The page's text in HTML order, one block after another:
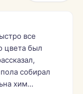
все
цвета был
собирал
хим